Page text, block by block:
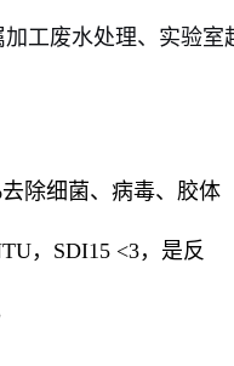
工废水处理、实验室
除细菌、病毒、胶体
，SDI15 <3，是反